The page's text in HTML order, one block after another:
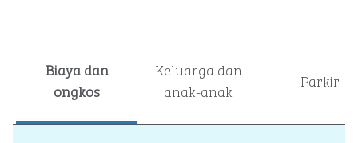
Biaya dan
ongkos
Keluarga dan
anak-anak
Parkir